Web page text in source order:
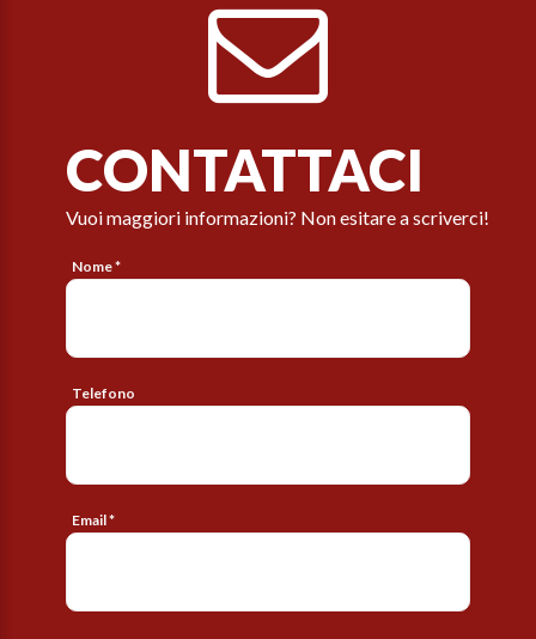
CONTATTACI
Vuoi maggiori informazioni? Non esitare a scriverci!
Nome *
Telefono
Email *